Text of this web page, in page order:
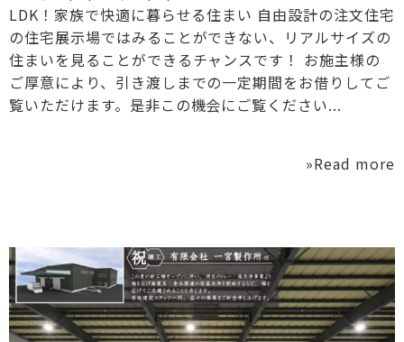
LDK！家族で快適に暮らせる住まい 自由設計の注文住宅
の住宅展示場ではみることができない、リアルサイズの
住まいを見ることができるチャンスです！ お施主様の
ご厚意により、引き渡しまでの一定期間をお借りしてご
覧いただけます。是非この機会にご覧ください...
»Read more